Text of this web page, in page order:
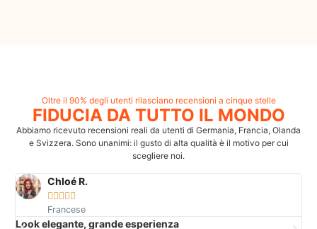
Oltre il 90% degli utenti rilasciano recensioni a cinque stelle
FIDUCIA DA TUTTO IL MONDO
Abbiamo ricevuto recensioni reali da utenti di Germania, Francia, Olanda
e Svizzera. Sono unanimi: il gusto di alta qualità è il motivo per cui
scegliere noi.
Chloé R.

Francese
Look elegante, grande esperienza